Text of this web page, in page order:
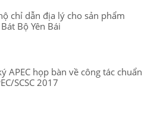
chỉ dẫn địa lý cho sản phẩm
Bộ Yên Bái
APEC họp bàn về công tác chuẩn
SCSC 2017